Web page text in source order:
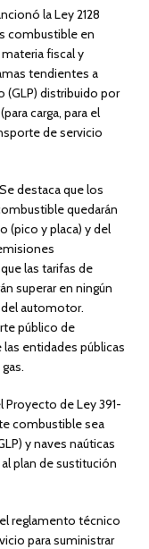
la Ley 2128
combustible en
fiscal y
tendientes a
(GLP) distribuido por
carga, para el
de servicio
destaca que los
quedarán
(pico y placa) y del
las tarifas de
superar en ningún
automotor.
público de
entidades públicas
Proyecto de Ley 391-
combustible sea
y naves naúticas
plan de sustitución
reglamento técnico
para suministrar